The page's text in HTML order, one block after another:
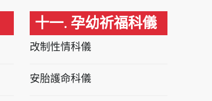
十一. 孕幼祈福科儀
改制性情科儀
安胎護命科儀